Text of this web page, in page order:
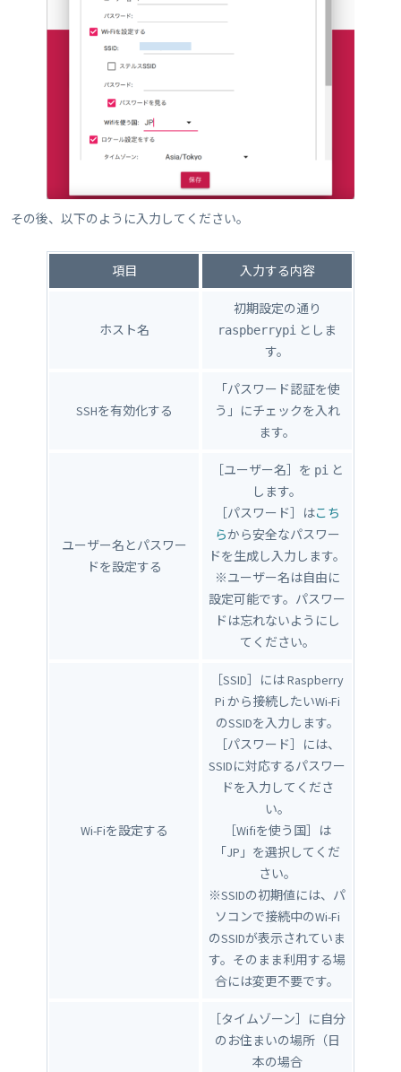
その後、以下のように入力してください。
項目 入力する内容
ホスト名
初期設定の通り
raspberrypi としま
す。
SSHを有効化する
「パスワード認証を使
う」にチェックを入れ
ます。
ユーザー名とパスワー
ドを設定する
［ユーザー名］を piと
します。
［パスワード］はこち
らから安全なパスワー
ドを生成し入力します。
※ユーザー名は自由に
設定可能です。パスワー
ドは忘れないようにし
てください。
Wi-Fiを設定する
［SSID］には Raspberry
Pi から接続したいWi-Fi
のSSIDを入力します。
［パスワード］には、
SSIDに対応するパスワー
ドを入力してくださ
い。
［Wifiを使う国］は
「JP」を選択してくだ
さい。
※SSIDの初期値には、パ
ソコンで接続中のWi-Fi
のSSIDが表示されていま
す。そのまま利用する場
合には変更不要です。
［タイムゾーン］に自分
のお住まいの場所（日
本の場合